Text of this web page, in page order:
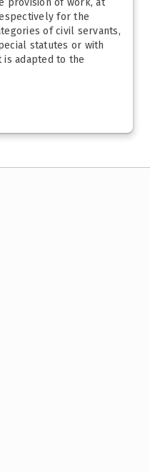
provision of work, at
for the
of civil servants,
statutes or with
is adapted to the